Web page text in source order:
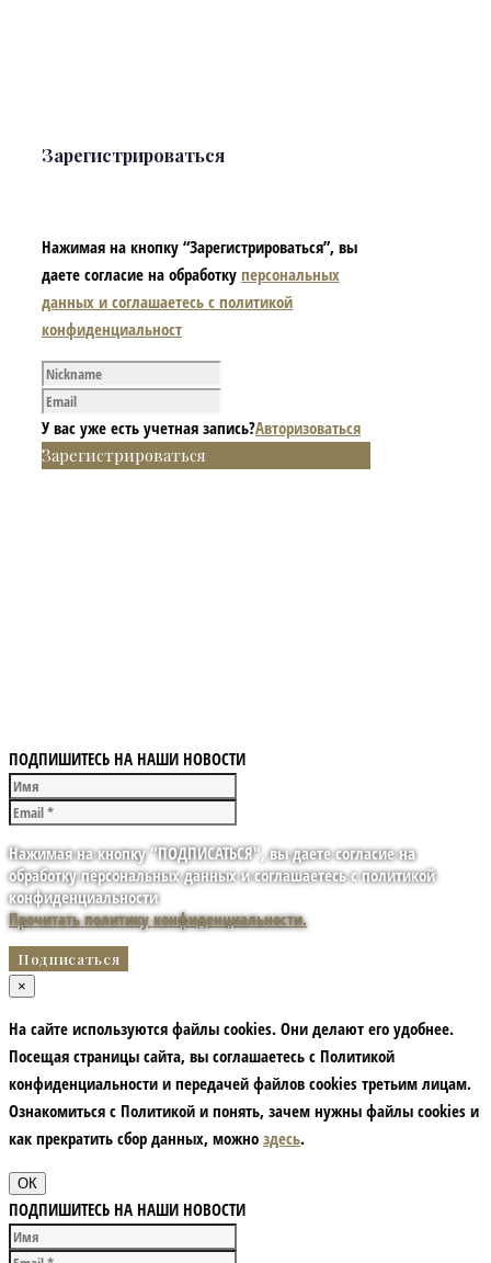
Зарегистрироваться
Нажимая на кнопку “Зарегистрироваться”, вы
даете согласие на обработку персональных
данных и соглашаетесь с политикой
конфиденциальност
У вас уже есть учетная запись?Авторизоваться
Зарегистрироваться
ПОДПИШИТЕСЬ НА НАШИ НОВОСТИ
Нажимая на кнопку "ПОДПИСАТЬСЯ", вы даете согласие на
обработку персональных данных и соглашаетесь с политикой
конфиденциальности
Прочитать политику конфиденциальности.
×
На сайте используются файлы cookies. Они делают его удобнее.
Посещая страницы сайта, вы соглашаетесь с Политикой
конфиденциальности и передачей файлов cookies третьим лицам.
Ознакомиться с Политикой и понять, зачем нужны файлы сookies и
как прекратить сбор данных, можно здесь.
ОК
ПОДПИШИТЕСЬ НА НАШИ НОВОСТИ